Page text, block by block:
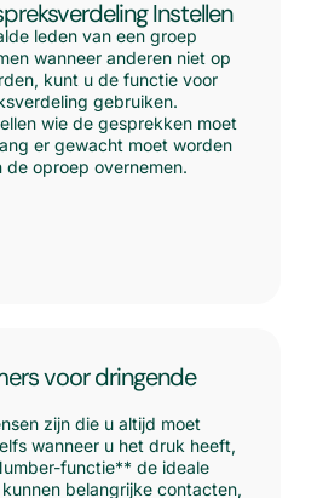
Instellen
leden van een groep
wanneer anderen niet op
kunt u de functie voor
gebruiken.
wie de gesprekken moet
er gewacht moet worden
oproep overnemen.
voor dringende
zijn die u altijd moet
wanneer u het druk heeft,
functie** de ideale
belangrijke contacten,